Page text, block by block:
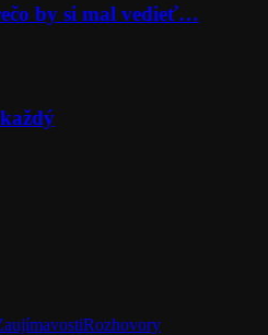
by si mal vedieť…
Rozhovory